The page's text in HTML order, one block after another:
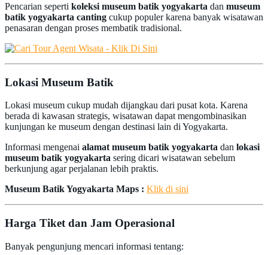
Pencarian seperti koleksi museum batik yogyakarta dan museum
batik yogyakarta canting cukup populer karena banyak wisatawan
penasaran dengan proses membatik tradisional.
Lokasi Museum Batik
Lokasi museum cukup mudah dijangkau dari pusat kota. Karena
berada di kawasan strategis, wisatawan dapat mengombinasikan
kunjungan ke museum dengan destinasi lain di Yogyakarta.
Informasi mengenai alamat museum batik yogyakarta dan lokasi
museum batik yogyakarta sering dicari wisatawan sebelum
berkunjung agar perjalanan lebih praktis.
Museum Batik Yogyakarta Maps : Klik di sini
Harga Tiket dan Jam Operasional
Banyak pengunjung mencari informasi tentang: